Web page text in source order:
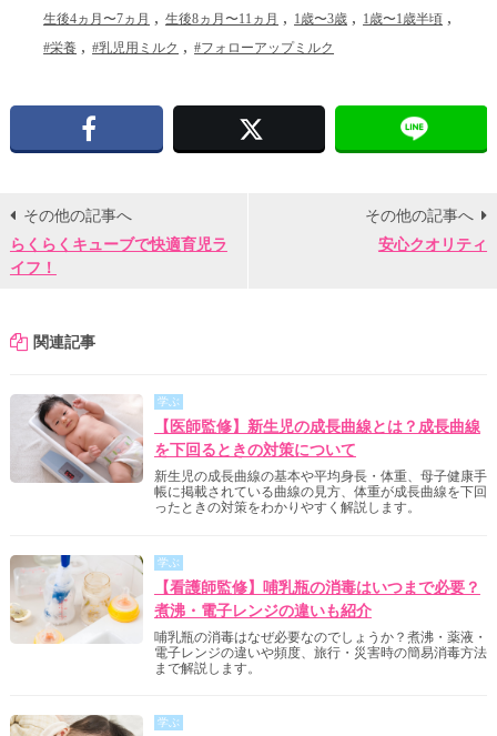
生後4ヵ月〜7ヵ月 生後8ヵ月〜11ヵ月 1歳〜3歳 1歳〜1歳半頃
#栄養 #乳児用ミルク #フォローアップミルク
その他の記事へ
らくらくキューブで快適育児ラ
イフ！
その他の記事へ
安心クオリティ
関連記事
学ぶ
【医師監修】新生児の成長曲線とは？成長曲線
を下回るときの対策について
新生児の成長曲線の基本や平均身長・体重、母子健康手
帳に掲載されている曲線の見方、体重が成長曲線を下回
ったときの対策をわかりやすく解説します。
学ぶ
【看護師監修】哺乳瓶の消毒はいつまで必要？
煮沸・電子レンジの違いも紹介
哺乳瓶の消毒はなぜ必要なのでしょうか？煮沸・薬液・
電子レンジの違いや頻度、旅行・災害時の簡易消毒方法
まで解説します。
学ぶ